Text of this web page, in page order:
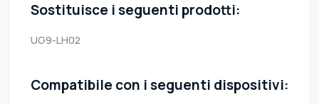
Sostituisce i seguenti prodotti:
UG9-LH02
Compatibile con i seguenti dispositivi: